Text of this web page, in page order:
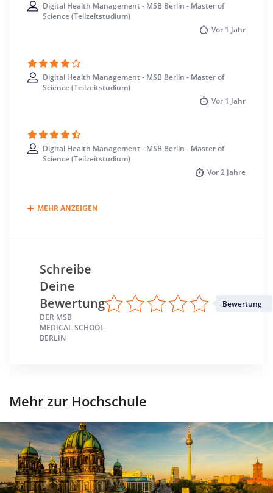
Digital Health Management - MSB Berlin - Master of
Science (Teilzeitstudium)
Vor 1 Jahr
Digital Health Management - MSB Berlin - Master of
Science (Teilzeitstudium)
Vor 1 Jahr
Digital Health Management - MSB Berlin - Master of
Science (Teilzeitstudium)
Vor2 Jahre
MEHR ANZEIGEN
Schreibe
Deine
Bewertung
DER MSB
MEDICAL SCHOOL
BERLIN
Bewertung
Mehr zur Hochschule